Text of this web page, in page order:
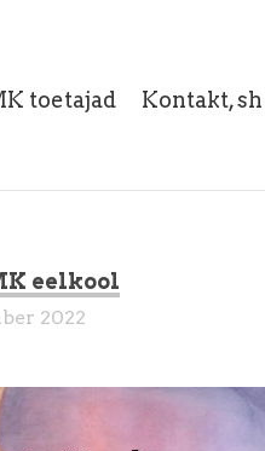
toetajad Kontakt,
eelkool
2022